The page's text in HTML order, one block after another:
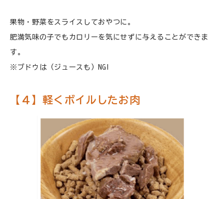
果物・野菜をスライスしておやつに。
肥満気味の子でもカロリーを気にせずに与えることができま
す。
※ブドウは（ジュースも）NG!
【４】軽くボイルしたお肉